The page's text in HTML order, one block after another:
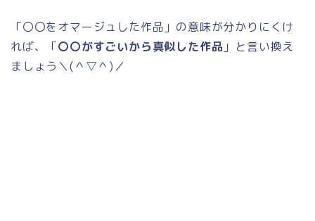
「〇〇をオマージュした作品」の意味が分かりにくけ
れば、「〇〇がすごいから真似した作品 」と言い換え
ましょう＼(＾▽＾ ) ／